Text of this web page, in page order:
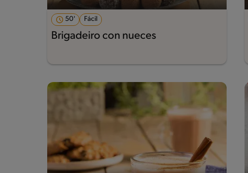
50' Fácil
Brigadeiro con nueces